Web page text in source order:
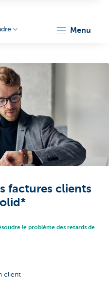
menu
factures clients
le problème des retards de
client